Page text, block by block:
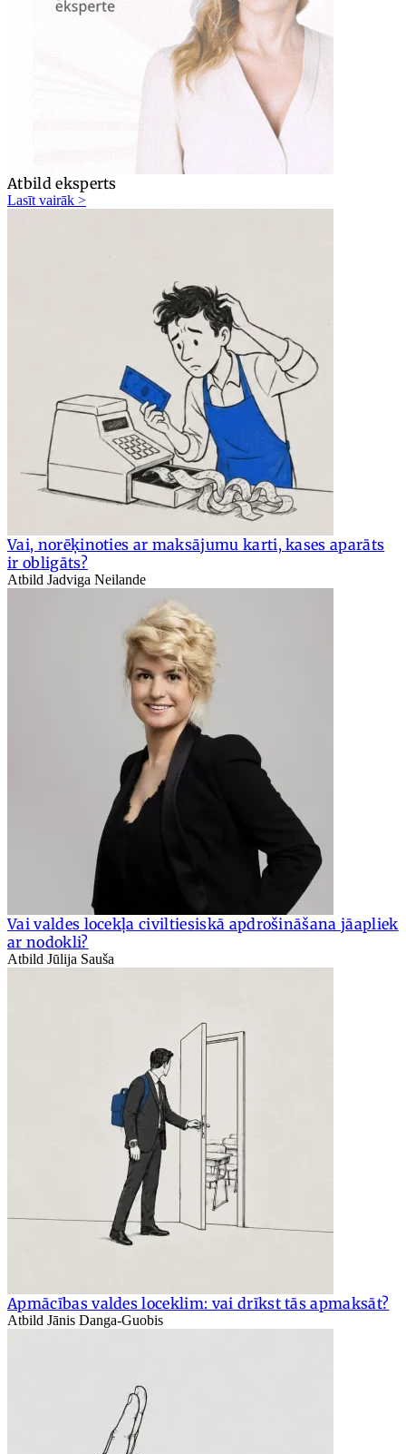
Atbild eksperts
Lasīt vairāk >
Vai, norēķinoties ar maksājumu karti, kases aparāts
ir obligāts?
Atbild Jadviga Neilande
Vai valdes locekļa civiltiesiskā apdrošināšana jāapliek
ar nodokli?
Atbild Jūlija Sauša
Apmācības valdes loceklim: vai drīkst tās apmaksāt?
Atbild Jānis Danga-Guobis